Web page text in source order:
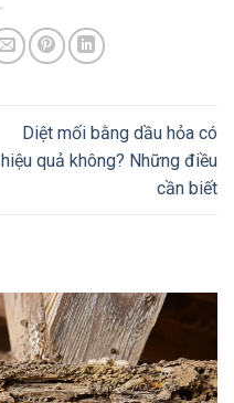
Diệt mối bằng dầu hỏa có
hiệu quả không? Những điều
cần biết